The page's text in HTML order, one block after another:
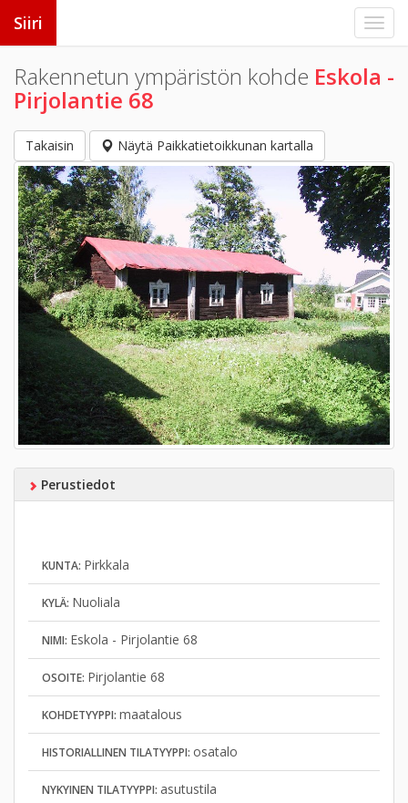
Siiri
Rakennetun ympäristön kohde Eskola -
Pirjolantie 68
Takaisin Näytä Paikkatietoikkunan kartalla
Perustiedot
KUNTA: Pirkkala
KYLÄ: Nuoliala
NIMI: Eskola - Pirjolantie 68
OSOITE: Pirjolantie 68
KOHDETYYPPI: maatalous
HISTORIALLINEN TILATYYPPI: osatalo
NYKYINEN TILATYYPPI: asutustila